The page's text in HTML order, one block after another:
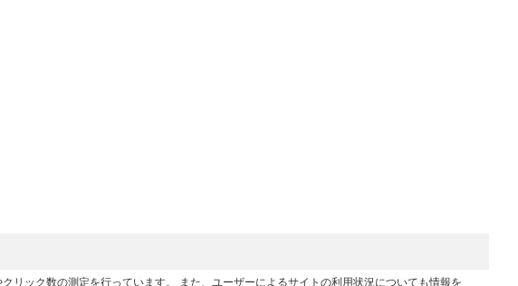
リック数の測定を行っています。 また、ユーザーによるサイトの利用状況についても情報を